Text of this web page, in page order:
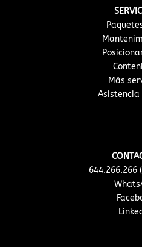
Más
Asistencia
644.266.266